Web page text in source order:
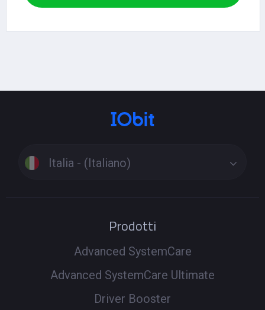
Italia - (Italiano)
Prodotti
Advanced SystemCare
Advanced SystemCare Ultimate
Driver Booster